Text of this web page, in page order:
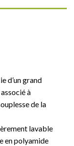
d’un grand
à
de la
lavable
en polyamide